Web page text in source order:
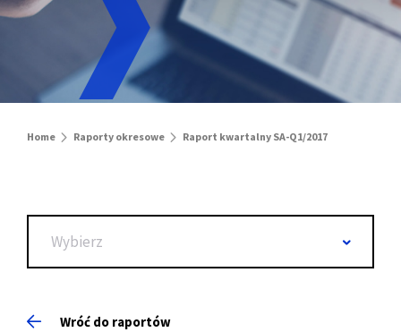
Home Raporty okresowe Raport kwartalny SA-Q1/2017
Wybierz
Wróć do raportów